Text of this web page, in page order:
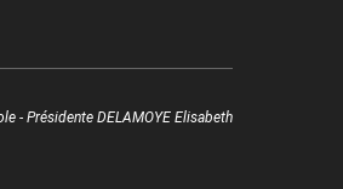
- Présidente DELAMOYE Elisabeth